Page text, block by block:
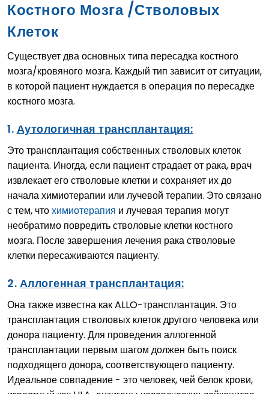
Костного Мозга /Стволовых
Клеток
Существует два основных типа пересадка костного
мозга/кровяного мозга. Каждый тип зависит от ситуации,
в которой пациент нуждается в операция по пересадке
костного мозга.
1. Аутологичная трансплантация:
Это трансплантация собственных стволовых клеток
пациента. Иногда, если пациент страдает от рака, врач
извлекает его стволовые клетки и сохраняет их до
начала химиотерапии или лучевой терапии. Это связано
с тем, чтохимиотерапия и лучевая терапия могут
необратимо повредить стволовые клетки костного
мозга. После завершения лечения рака стволовые
клетки пересаживаются пациенту.
2. Аллогенная трансплантация:
Она также известна как ALLO-трансплантация. Это
трансплантация стволовых клеток другого человека или
донора пациенту. Для проведения аллогенной
трансплантации первым шагом должен быть поиск
подходящего донора, соответствующего пациенту.
Идеальное совпадение - это человек, чей белок крови,